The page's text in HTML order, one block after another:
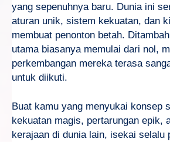
yang sepenuhnya baru. Dunia ini
aturan unik, sistem kekuatan, dan
membuat penonton betah.
utama biasanya memulai dari nol,
perkembangan mereka terasa
untuk diikuti.
Buat kamu yang menyukai konsep
kekuatan magis, pertarungan epik,
kerajaan di dunia lain, isekai selalu